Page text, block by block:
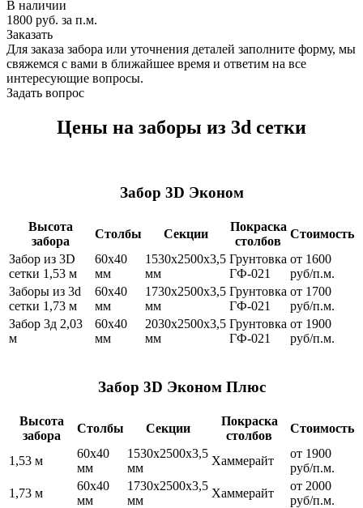
В наличии
1800 руб. за п.м.
Заказать
Для заказа забора или уточнения деталей заполните форму, мы
свяжемся с вами в ближайшее время и ответим на все
интересующие вопросы.
Задать вопрос
Цены на заборы из 3d сетки
Забор 3D Эконом
Высота
забора
Столбы Секции
Покраска
столбов
Стоимость
Забор из 3D
сетки 1,53 м
60х40
мм
1530x2500x3,5
мм
Грунтовка
ГФ-021
от 1600
руб/п.м.
Заборы из 3d
сетки 1,73 м
60х40
мм
1730x2500x3,5
мм
Грунтовка
ГФ-021
от 1700
руб/п.м.
Забор 3д 2,03
м
60х40
мм
2030x2500x3,5
мм
Грунтовка
ГФ-021
от 1900
руб/п.м.
Забор 3D Эконом Плюс
Высота
забора
Столбы Секции
Покраска
столбов
Стоимость
1,53 м
60х40
мм
1530x2500x3,5
мм
Хаммерайт
от 1900
руб/п.м.
1,73 м
60х40
мм
1730x2500x3,5
мм
Хаммерайт
от 2000
руб/п.м.